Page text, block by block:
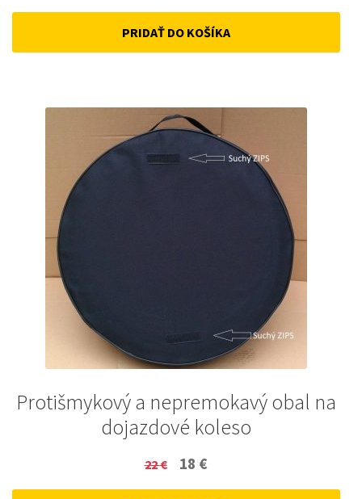
price
was:
price
is:
PRIDAŤ DO KOŠÍKA
Protišmykový a nepremokavý obal na
dojazdové koleso
22€
Original
price
18 €
price